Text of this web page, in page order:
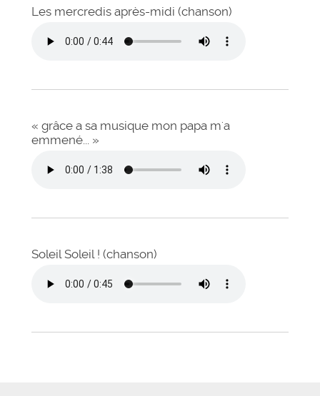
Les mercredis après-midi (chanson)
« grâce a sa musique mon papa m'a
emmené... »
Soleil Soleil ! (chanson)